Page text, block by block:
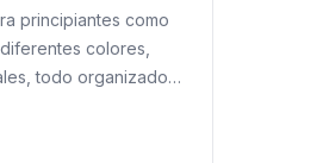
principiantes como
colores,
todo organizado
para reparaciones